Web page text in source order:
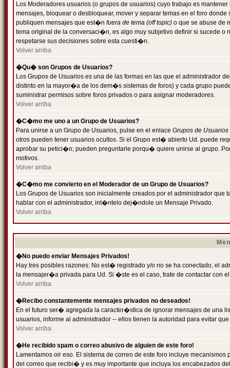
Los Moderadores usuarios (o grupos de usuarios) cuyo trabajo es
mensajes, bloquear o desbloquear, mover y separar temas en el foro
publiquen mensajes que est�n fuera de tema (off topic) o que se abuse de
tema original de la conversaci�n, es algo muy subjetivo definir si sucede
respetarse sus decisiones sobre esta cuesti�n.
Volver arriba
�Qu� son Grupos de Usuarios?
Los Grupos de Usuarios es una de las formas en las que el administrador
distinto en la mayor�a de los dem�s sistemas de foros) y cada grupo
suministrar permisos sobre foros privados o para asignar moderadores.
Volver arriba
�C�mo me uno a un Grupo de Usuarios?
Para unirse a un Grupo de Usuarios, pulse en el enlace Grupos de Usuarios
otros pueden tener usuarios ocultos. Si el Grupo est� abierto Ud. puede
aprobar su petici�n; pueden preguntarle porqu� quiere unirse al grupo.
motivos.
Volver arriba
�C�mo me convierto en el Moderador de un Grupo de Usuarios?
Los Grupos de Usuarios son inicialmente creados por el administrador
hablar con el administrador, int�ntelo dej�ndole un Mensaje Privado.
Volver arriba
�No puedo enviar Mensajes Privados!
Hay tres posibles razones: No est� registrado y/o no se ha conectado, el
la mensajer�a privada para Ud. Si �ste es el caso, trate de contactar con
Volver arriba
�Recibo constantemente mensajes privados no deseados!
En el futuro ser� agregada la caracter�stica de ignorar mensajes de una
usuarios, informe al administrador -- ellos tienen la autoridad para evitar
Volver arriba
�He recibido spam o correo abusivo de alguien de este foro!
Lamentamos oir eso. El sistema de correo de este foro incluye
del correo que recibi� y es muy importante que incluya los encabezados